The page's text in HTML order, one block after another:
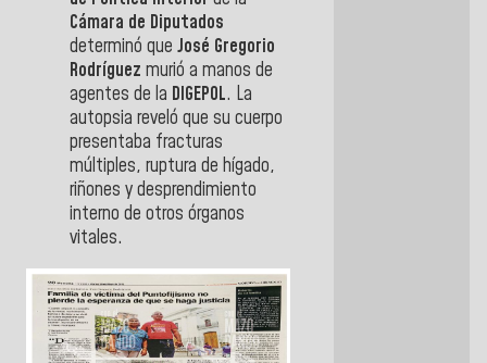
Cámara de Diputados
determinó que José Gregorio
Rodríguez murió a manos de
agentes de la DIGEPOL. La
autopsia reveló que su cuerpo
presentaba fracturas
múltiples, ruptura de hígado,
riñones y desprendimiento
interno de otros órganos
vitales.